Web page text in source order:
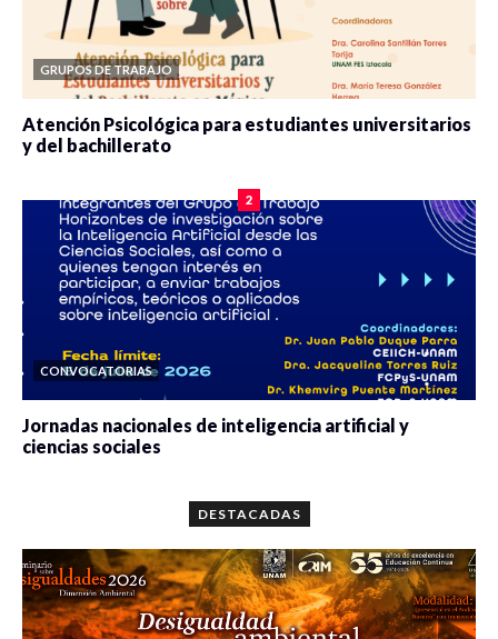
GRUPOS DE TRABAJO
Atención Psicológica para estudiantes universitarios
y del bachillerato
2
CONVOCATORIAS
Jornadas nacionales de inteligencia artificial y
ciencias sociales
DESTACADAS